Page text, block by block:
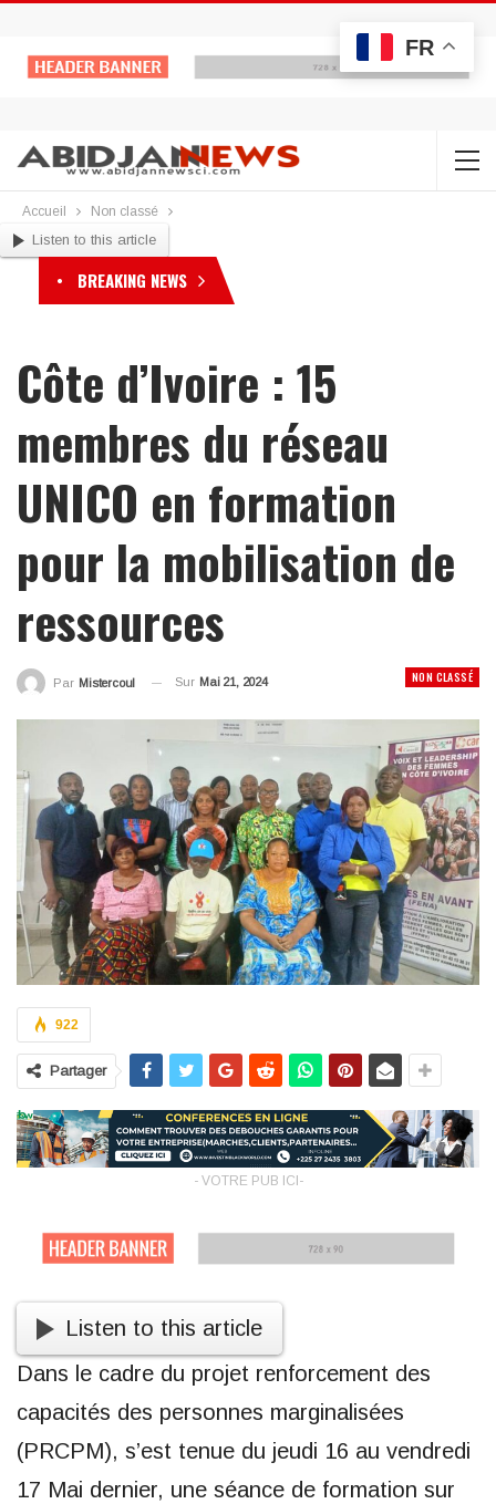
Accueil Non classé
Listen to this article
BREAKING NEWS
Côte d’Ivoire : 15
membres du réseau
UNICO en formation
pour la mobilisation de
ressources
NON CLASSÉ
Par Mistercoul Sur Mai 21, 2024
922
Partager
- VOTRE PUB ICI-
Listen to this article
Dans le cadre du projet renforcement des
capacités des personnes marginalisées
(PRCPM), s’est tenue du jeudi 16 au vendredi
17 Mai dernier, une séance de formation sur
FR